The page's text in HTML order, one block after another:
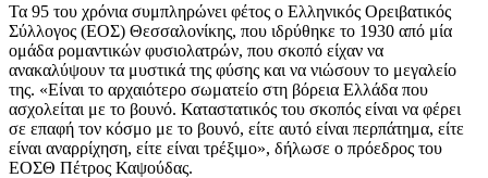
Τα 95 του χρόνια συμπληρώνει φέτος ο Ελληνικός Ορειβατικός
Σύλλογος (ΕΟΣ) Θεσσαλονίκης, που ιδρύθηκε το 1930 από μία
ομάδα ρομαντικών φυσιολατρών, που σκοπό είχαν να
ανακαλύψουν τα μυστικά της φύσης και να νιώσουν το μεγαλείο
της. «Είναι το αρχαιότερο σωματείο στη βόρεια Ελλάδα που
ασχολείται με το βουνό. Καταστατικός του σκοπός είναι να φέρει
σε επαφή τον κόσμο με το βουνό, είτε αυτό είναι περπάτημα, είτε
είναι αναρρίχηση, είτε είναι τρέξιμο», δήλωσε ο πρόεδρος του
ΕΟΣΘ Πέτρος Καψούδας.